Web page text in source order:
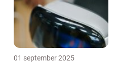
01 september 2025